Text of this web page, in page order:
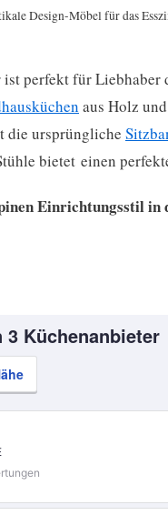
Design-Möbel für das
perfekt für Liebhaber
aus Holz
die ursprüngliche
bietet einen
Einrichtungsstil in
3 Küchenanbieter